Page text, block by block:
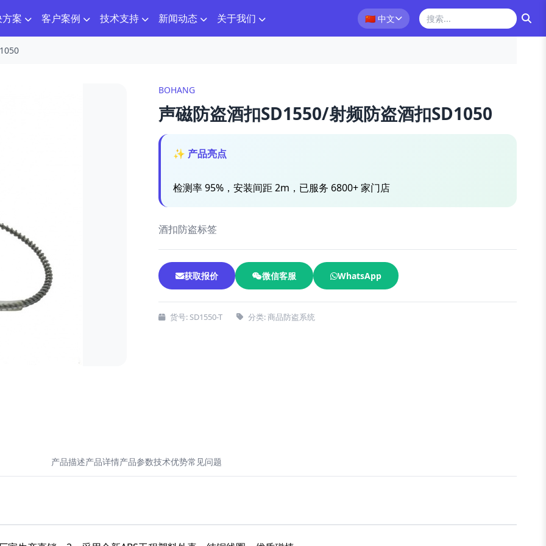
案 客户案例 技术支持 新闻动态 关于我们 🇨🇳 中文
BOHANG
声磁防盗酒扣SD1550/射频防盗酒扣SD1050
✨ 产品亮点
检测率 95%，安装间距 2m，已服务 6800+ 家门店
酒扣防盗标签
获取报价 微信客服 WhatsApp
货号: SD1550-T 分类: 商品防盗系统
产品描述产品详情产品参数技术优势常见问题